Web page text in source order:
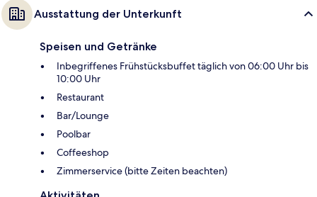
Ausstattung der Unterkunft
Speisen und Getränke
Inbegriffenes Frühstücksbuffet täglich von 06:00 Uhr bis
10:00 Uhr
Restaurant
Bar/Lounge
Poolbar
Coffeeshop
Zimmerservice (bitte Zeiten beachten)